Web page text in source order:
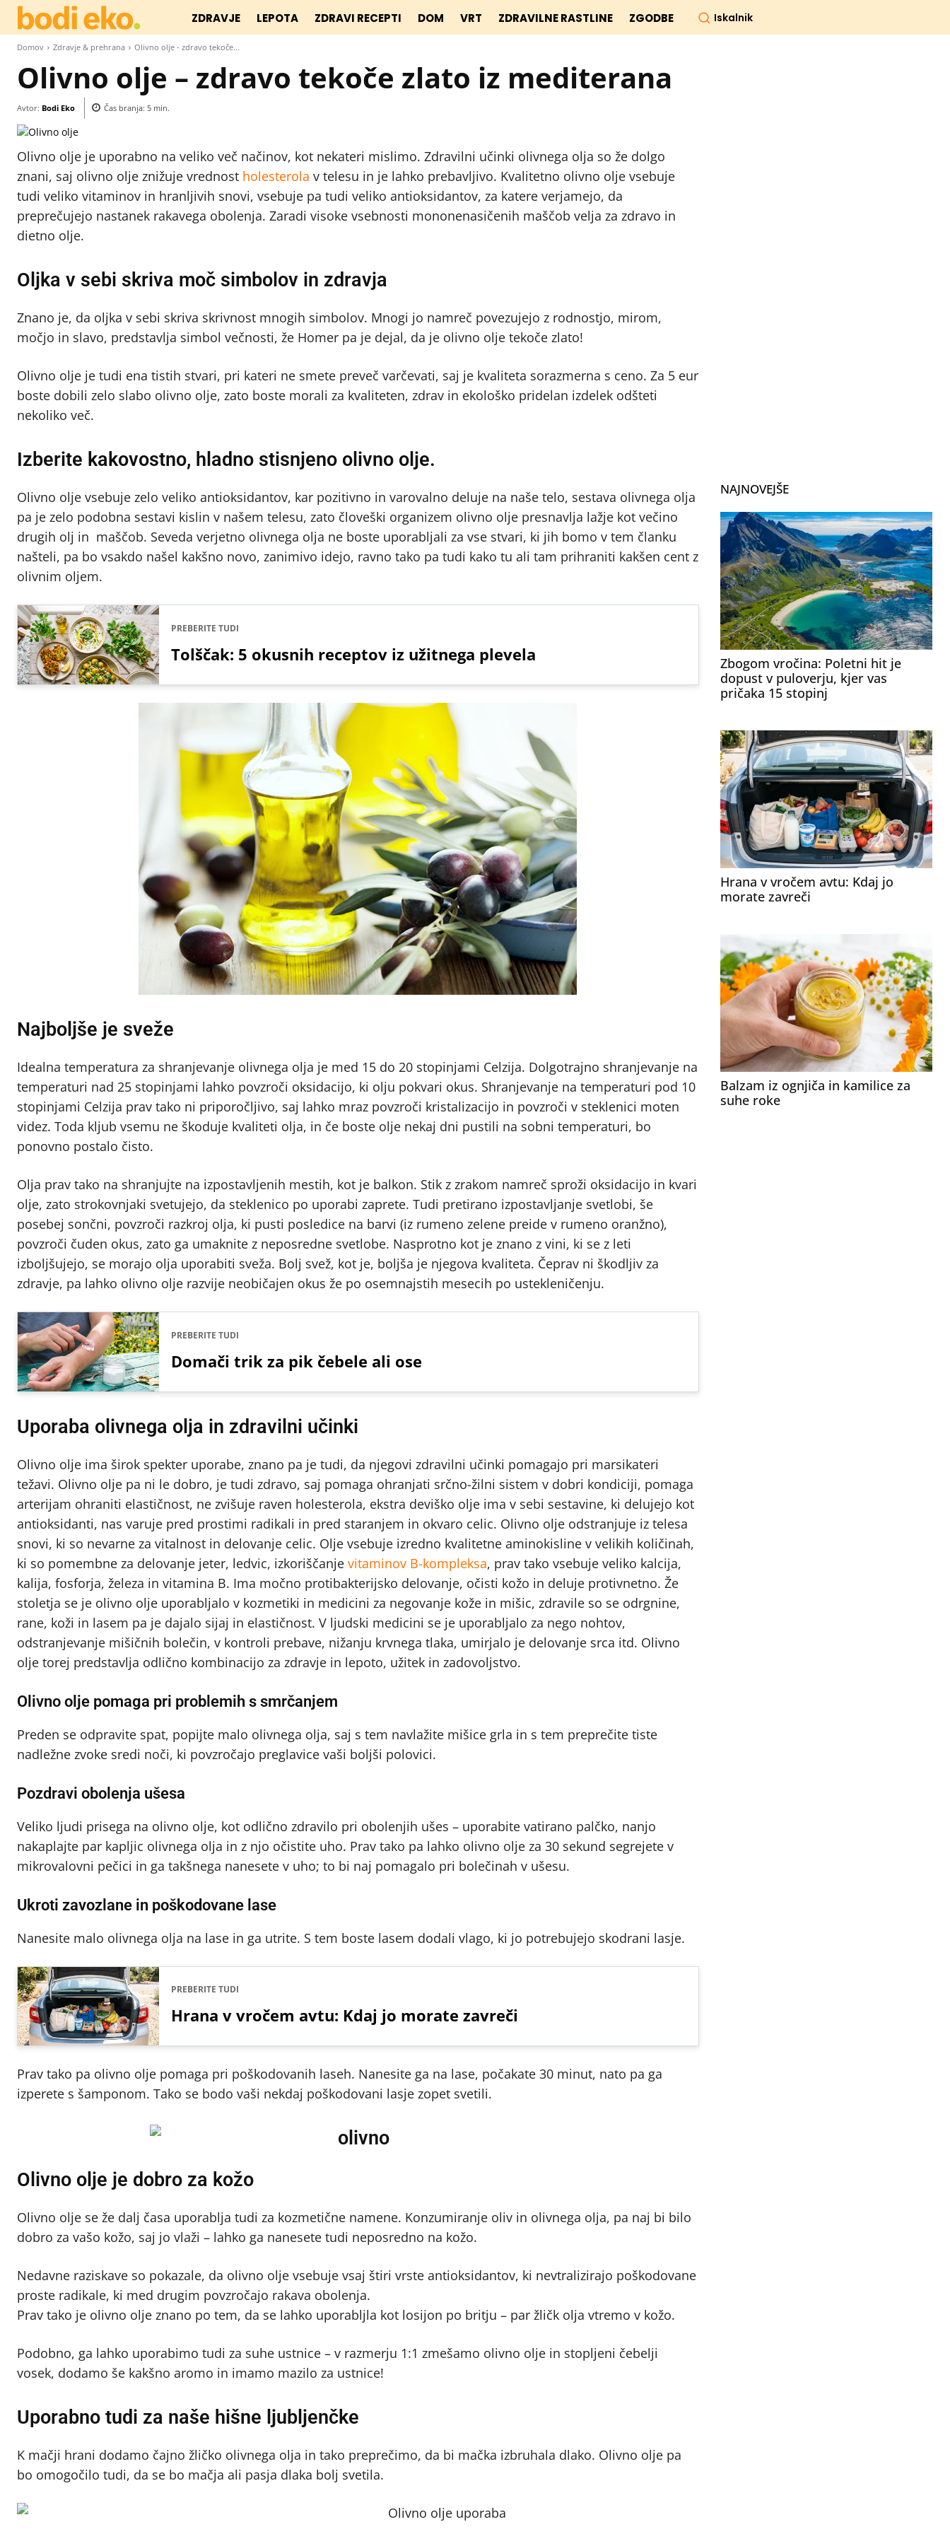
ZDRAVJE LEPOTA ZDRAVI RECEPTI DOM VRT ZDRAVILNE RASTLINE ZGODBE Iskalnik
Domov Zdravje & prehrana Olivno olje - zdravo tekoče...
Olivno olje – zdravo tekoče zlato iz mediterana
Avtor: Bodi Eko Čas branja: 5 min.
Olivno olje je uporabno na veliko več načinov, kot nekateri mislimo. Zdravilni učinki olivnega olja so že dolgo
znani, saj olivno olje znižuje vrednost holesterola v telesu in je lahko prebavljivo. Kvalitetno olivno olje vsebuje
tudi veliko vitaminov in hranljivih snovi, vsebuje pa tudi veliko antioksidantov, za katere verjamejo, da
preprečujejo nastanek rakavega obolenja. Zaradi visoke vsebnosti mononenasičenih maščob velja za zdravo in
dietno olje.
Oljka v sebi skriva moč simbolov in zdravja
Znano je, da oljka v sebi skriva skrivnost mnogih simbolov. Mnogi jo namreč povezujejo z rodnostjo, mirom,
močjo in slavo, predstavlja simbol večnosti, že Homer pa je dejal, da je olivno olje tekoče zlato!
Olivno olje je tudi ena tistih stvari, pri kateri ne smete preveč varčevati, saj je kvaliteta sorazmerna s ceno. Za 5 eur
boste dobili zelo slabo olivno olje, zato boste morali za kvaliteten, zdrav in ekološko pridelan izdelek odšteti
nekoliko več.
Izberite kakovostno, hladno stisnjeno olivno olje.
Olivno olje vsebuje zelo veliko antioksidantov, kar pozitivno in varovalno deluje na naše telo, sestava olivnega olja
pa je zelo podobna sestavi kislin v našem telesu, zato človeški organizem olivno olje presnavlja lažje kot večino
drugih olj in maščob. Seveda verjetno olivnega olja ne boste uporabljali za vse stvari, ki jih bomo v tem članku
našteli, pa bo vsakdo našel kakšno novo, zanimivo idejo, ravno tako pa tudi kako tu ali tam prihraniti kakšen cent z
olivnim oljem.
PREBERITE TUDI
Tolščak: 5 okusnih receptov iz užitnega plevela
Najboljše je sveže
Idealna temperatura za shranjevanje olivnega olja je med 15 do 20 stopinjami Celzija. Dolgotrajno shranjevanje na
temperaturi nad 25 stopinjami lahko povzroči oksidacijo, ki olju pokvari okus. Shranjevanje na temperaturi pod 10
stopinjami Celzija prav tako ni priporočljivo, saj lahko mraz povzroči kristalizacijo in povzroči v steklenici moten
videz. Toda kljub vsemu ne škoduje kvaliteti olja, in če boste olje nekaj dni pustili na sobni temperaturi, bo
ponovno postalo čisto.
Olja prav tako na shranjujte na izpostavljenih mestih, kot je balkon. Stik z zrakom namreč sproži oksidacijo in kvari
olje, zato strokovnjaki svetujejo, da steklenico po uporabi zaprete. Tudi pretirano izpostavljanje svetlobi, še
posebej sončni, povzroči razkroj olja, ki pusti posledice na barvi (iz rumeno zelene preide v rumeno oranžno),
povzroči čuden okus, zato ga umaknite z neposredne svetlobe. Nasprotno kot je znano z vini, ki se z leti
izboljšujejo, se morajo olja uporabiti sveža. Bolj svež, kot je, boljša je njegova kvaliteta. Čeprav ni škodljiv za
zdravje, pa lahko olivno olje razvije neobičajen okus že po osemnajstih mesecih po ustekleničenju.
PREBERITE TUDI
Domači trik za pik čebele ali ose
Uporaba olivnega olja in zdravilni učinki
Olivno olje ima širok spekter uporabe, znano pa je tudi, da njegovi zdravilni učinki pomagajo pri marsikateri
težavi. Olivno olje pa ni le dobro, je tudi zdravo, saj pomaga ohranjati srčno-žilni sistem v dobri kondiciji, pomaga
arterijam ohraniti elastičnost, ne zvišuje raven holesterola, ekstra deviško olje ima v sebi sestavine, ki delujejo kot
antioksidanti, nas varuje pred prostimi radikali in pred staranjem in okvaro celic. Olivno olje odstranjuje iz telesa
snovi, ki so nevarne za vitalnost in delovanje celic. Olje vsebuje izredno kvalitetne aminokisline v velikih količinah,
ki so pomembne za delovanje jeter, ledvic, izkoriščanje vitaminov B-kompleksa, prav tako vsebuje veliko kalcija,
kalija, fosforja, železa in vitamina B. Ima močno protibakterijsko delovanje, očisti kožo in deluje protivnetno. Že
stoletja se je olivno olje uporabljalo v kozmetiki in medicini za negovanje kože in mišic, zdravile so se odrgnine,
rane, koži in lasem pa je dajalo sijaj in elastičnost. V ljudski medicini se je uporabljalo za nego nohtov,
odstranjevanje mišičnih bolečin, v kontroli prebave, nižanju krvnega tlaka, umirjalo je delovanje srca itd. Olivno
olje torej predstavlja odlično kombinacijo za zdravje in lepoto, užitek in zadovoljstvo.
Olivno olje pomaga pri problemih s smrčanjem
Preden se odpravite spat, popijte malo olivnega olja, saj s tem navlažite mišice grla in s tem preprečite tiste
nadležne zvoke sredi noči, ki povzročajo preglavice vaši boljši polovici.
Pozdravi obolenja ušesa
Veliko ljudi prisega na olivno olje, kot odlično zdravilo pri obolenjih ušes – uporabite vatirano palčko, nanjo
nakaplajte par kapljic olivnega olja in z njo očistite uho. Prav tako pa lahko olivno olje za 30 sekund segrejete v
mikrovalovni pečici in ga takšnega nanesete v uho; to bi naj pomagalo pri bolečinah v ušesu.
Ukroti zavozlane in poškodovane lase
Nanesite malo olivnega olja na lase in ga utrite. S tem boste lasem dodali vlago, ki jo potrebujejo skodrani lasje.
PREBERITE TUDI
Hrana v vročem avtu: Kdaj jo morate zavreči
Prav tako pa olivno olje pomaga pri poškodovanih laseh. Nanesite ga na lase, počakate 30 minut, nato pa ga
izperete s šamponom. Tako se bodo vaši nekdaj poškodovani lasje zopet svetili.
Olivno olje je dobro za kožo
Olivno olje se že dalj časa uporablja tudi za kozmetične namene. Konzumiranje oliv in olivnega olja, pa naj bi bilo
dobro za vašo kožo, saj jo vlaži – lahko ga nanesete tudi neposredno na kožo.
Nedavne raziskave so pokazale, da olivno olje vsebuje vsaj štiri vrste antioksidantov, ki nevtralizirajo poškodovane
proste radikale, ki med drugim povzročajo rakava obolenja.
Prav tako je olivno olje znano po tem, da se lahko uporabljla kot losijon po britju – par žličk olja vtremo v kožo.
Podobno, ga lahko uporabimo tudi za suhe ustnice – v razmerju 1:1 zmešamo olivno olje in stopljeni čebelji
vosek, dodamo še kakšno aromo in imamo mazilo za ustnice!
Uporabno tudi za naše hišne ljubljenčke
K mačji hrani dodamo čajno žličko olivnega olja in tako preprečimo, da bi mačka izbruhala dlako. Olivno olje pa
bo omogočilo tudi, da se bo mačja ali pasja dlaka bolj svetila.
NAJNOVEJŠE
Zbogom vročina: Poletni hit je
dopust v puloverju, kjer vas
pričaka 15 stopinj
Hrana v vročem avtu: Kdaj jo
morate zavreči
Balzam iz ognjiča in kamilice za
suhe roke